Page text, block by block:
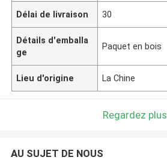
Délai de livraison 30
Détails d'emballa
ge
Paquet en bois
Lieu d'origine La Chine
Regardez plus
AU SUJET DE NOUS